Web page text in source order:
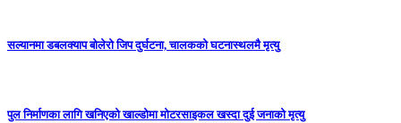
सल्यानमा डबलक्याप बोलेरो जिप दुर्घटना, चालकको घटनास्थलमै मृत्यु
पुल निर्माणका लागि खनिएको खाल्डोमा मोटरसाइकल खस्दा दुई जनाको मृत्यु